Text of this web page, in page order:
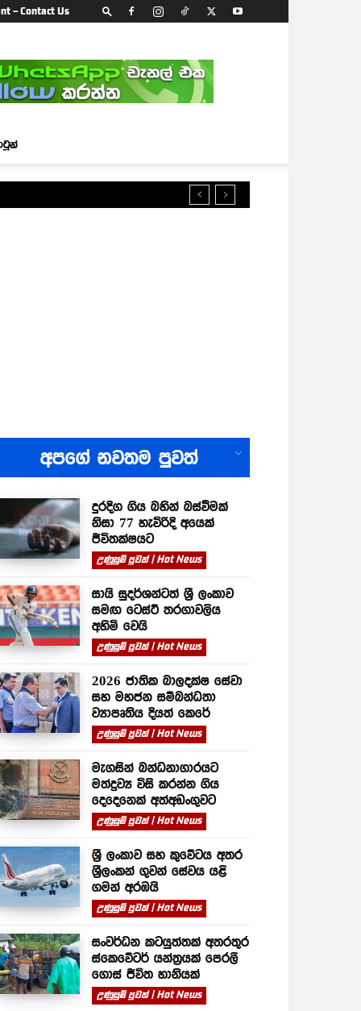
– Contact Us
අපගේ නවතම පුවත්
දුරදිග ගිය බහින් බස්වීමක්
නිසා 77 හැවිරිදි අයෙක්
ජීවිතක්ෂයට
උණුසුම් පුවත් | Hot News
සායි සුදර්ශන්ටත් ශ්‍රී ලංකාව
සමඟ ටෙස්ට් තරගාවලිය
අහිමි වෙයි
උණුසුම් පුවත් | Hot News
2026 ජාතික බාලදක්ෂ සේවා
සහ මහජන සම්බන්ධතා
ව්‍යාපෘතිය දියත් කෙරේ
උණුසුම් පුවත් | Hot News
මැගසින් බන්ධනාගාරයට
මත්ද්‍රව්‍ය විසි කරන්න ගිය
දෙදෙනෙක් අත්අඩංගුවට
උණුසුම් පුවත් | Hot News
ශ්‍රී ලංකාව සහ කුවේටය අතර
ශ්‍රීලංකන් ගුවන් සේවය යළි
ගමන් අරඹයි
උණුසුම් පුවත් | Hot News
සංවර්ධන කටයුත්තක් අතරතුර
ස්කෙවේටර් යන්ත්‍රයක් පෙරලී
ගොස් ජීවිත හානියක්
උණුසුම් පුවත් | Hot News